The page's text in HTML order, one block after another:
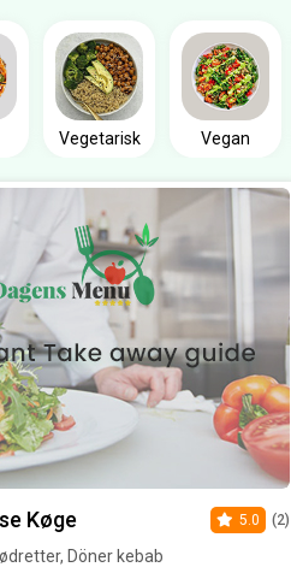
Vegetarisk Vegan
Køge
Döner kebab
5.0 (2)